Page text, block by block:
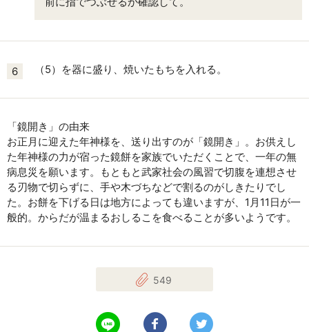
6 （5）を器に盛り、焼いたもちを入れる。
「鏡開き」の由来
お正月に迎えた年神様を、送り出すのが「鏡開き」。お供えし
た年神様の力が宿った鏡餅を家族でいただくことで、一年の無
病息災を願います。もともと武家社会の風習で切腹を連想させ
る刃物で切らずに、手や木づちなどで割るのがしきたりでし
た。お餅を下げる日は地方によっても違いますが、1月11日が一
般的。からだが温まるおしるこを食べることが多いようです。
549
LINEで送る Facebookでシェアする